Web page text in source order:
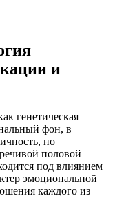
и
генетическая
фон, в
но
половой
под влиянием
эмоциональной
каждого из